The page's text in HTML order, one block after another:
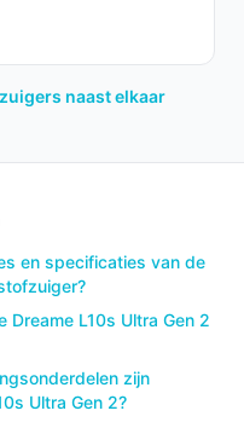
bij dit type product?
voor huisdierharen
filter kunnen nadelen
voor jou zwaarder
geschikt voor
veel gemak willen,
lage meubels.
naast elkaar
en specificaties van de
L10s Ultra Gen 2
zijn
Ultra Gen 2?